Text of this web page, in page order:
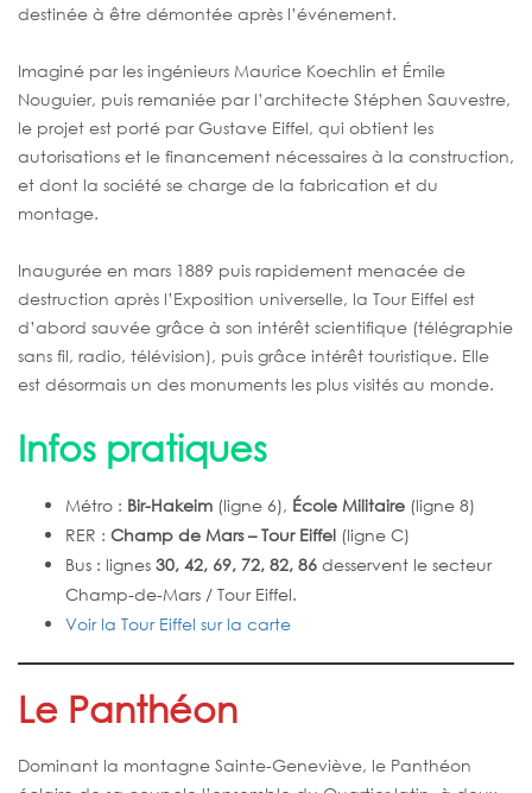
destinée à être démontée après l’événement.
Imaginé par les ingénieurs Maurice Koechlin et Émile
Nouguier, puis remaniée par l’architecte Stéphen Sauvestre,
le projet est porté par Gustave Eiffel, qui obtient les
autorisations et le financement nécessaires à la construction,
et dont la société se charge de la fabrication et du
montage.
Inaugurée en mars 1889 puis rapidement menacée de
destruction après l’Exposition universelle, la Tour Eiffel est
d’abord sauvée grâce à son intérêt scientifique (télégraphie
sans fil, radio, télévision), puis grâce intérêt touristique. Elle
est désormais un des monuments les plus visités au monde.
Infos pratiques
Métro : Bir-Hakeim (ligne 6), École Militaire (ligne 8)
RER : Champ de Mars – Tour Eiffel (ligne C)
Bus : lignes 30, 42, 69, 72, 82, 86 desservent le secteur
Champ-de-Mars / Tour Eiffel.
Voir la Tour Eiffel sur la carte
Le Panthéon
Dominant la montagne Sainte-Geneviève, le Panthéon